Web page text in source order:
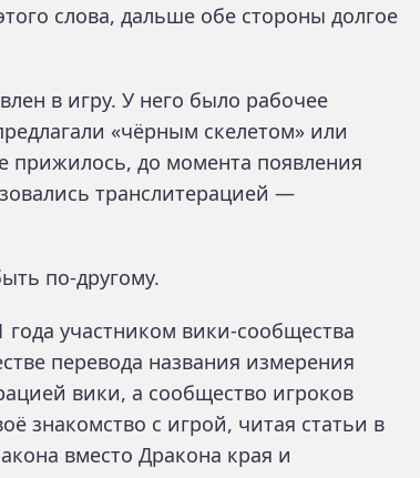
слова, дальше обе стороны долгое
в игру. У него было рабочее
«чёрным скелетом» или
прижилось, до момента появления
транслитерацией —
по-другому.
участником вики-сообщества
перевода названия измерения
вики, а сообщество игроков
знакомство с игрой, читая статьи в
вместо Дракона края и